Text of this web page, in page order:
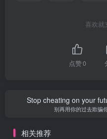
喜欢就
点赞0
Stop cheating on your
别再用你的过去欺骗
相关推荐